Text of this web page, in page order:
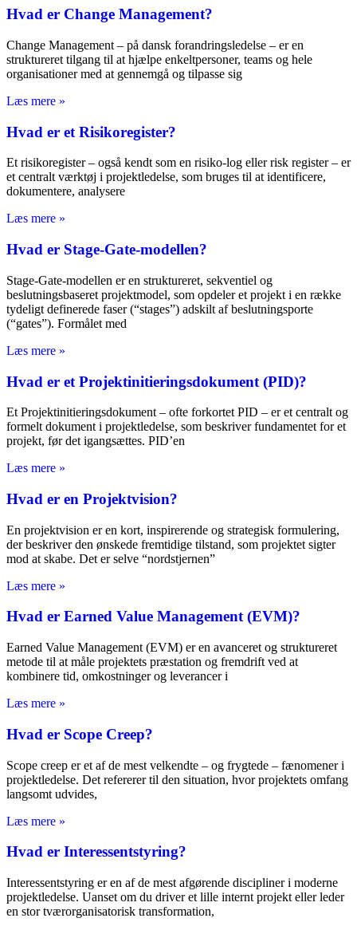
Hvad er Change Management?
Change Management – på dansk forandringsledelse – er en
struktureret tilgang til at hjælpe enkeltpersoner, teams og hele
organisationer med at gennemgå og tilpasse sig
Læs mere »
Hvad er et Risikoregister?
Et risikoregister – også kendt som en risiko-log eller risk register – er
et centralt værktøj i projektledelse, som bruges til at identificere,
dokumentere, analysere
Læs mere »
Hvad er Stage-Gate-modellen?
Stage-Gate-modellen er en struktureret, sekventiel og
beslutningsbaseret projektmodel, som opdeler et projekt i en række
tydeligt definerede faser (“stages”) adskilt af beslutningsporte
(“gates”). Formålet med
Læs mere »
Hvad er et Projektinitieringsdokument (PID)?
Et Projektinitieringsdokument – ofte forkortet PID – er et centralt og
formelt dokument i projektledelse, som beskriver fundamentet for et
projekt, før det igangsættes. PID’en
Læs mere »
Hvad er en Projektvision?
En projektvision er en kort, inspirerende og strategisk formulering,
der beskriver den ønskede fremtidige tilstand, som projektet sigter
mod at skabe. Det er selve “nordstjernen”
Læs mere »
Hvad er Earned Value Management (EVM)?
Earned Value Management (EVM) er en avanceret og struktureret
metode til at måle projektets præstation og fremdrift ved at
kombinere tid, omkostninger og leverancer i
Læs mere »
Hvad er Scope Creep?
Scope creep er et af de mest velkendte – og frygtede – fænomener i
projektledelse. Det refererer til den situation, hvor projektets omfang
langsomt udvides,
Læs mere »
Hvad er Interessentstyring?
Interessentstyring er en af de mest afgørende discipliner i moderne
projektledelse. Uanset om du driver et lille internt projekt eller leder
en stor tværorganisatorisk transformation,